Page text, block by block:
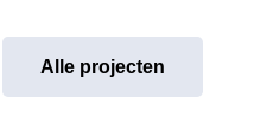
Alle projecten